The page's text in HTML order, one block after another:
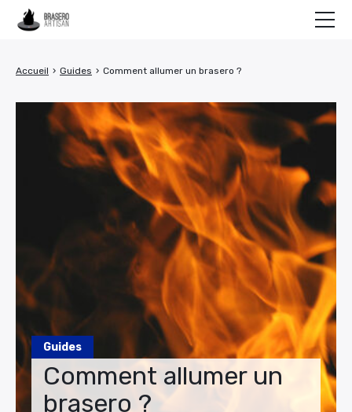
Guides
Comment allumer un
brasero ?
Accueil › Guides › Comment allumer un brasero ?
Recettes
NOS BRASEROS